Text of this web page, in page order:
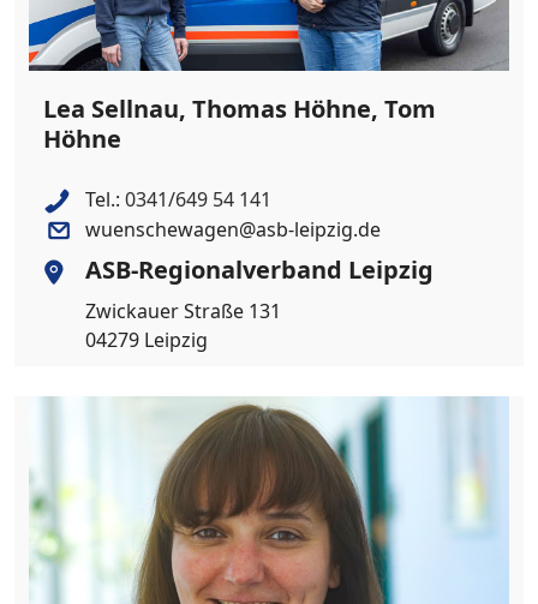
Lea Sellnau, Thomas Höhne, Tom
Höhne
Tel.: 0341/649 54 141
wuenschewagen@asb-leipzig.de
ASB-Regionalverband Leipzig
Zwickauer Straße 131
04279 Leipzig